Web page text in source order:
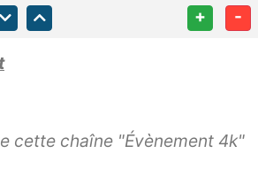
+ -
cette chaîne "Évènement 4k"